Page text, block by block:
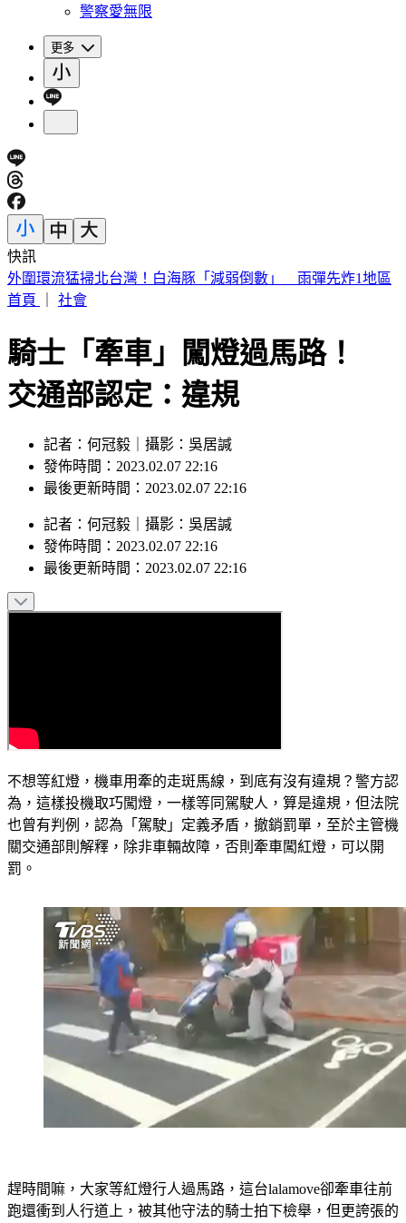
警察愛無限
更多
快訊
白海豚今影響最劇！豪雨猛灌 風雨「這時」才變小
首頁
社會
騎士「牽車」闖燈過馬路！
交通部認定：違規
記者：何冠毅｜攝影：吳居諴
發佈時間：2023.02.07 22:16
最後更新時間：2023.02.07 22:16
記者 ： 何冠毅 攝影 ： 吳居諴
發佈時間： 2023.02.07 22:16
最後更新時間： 2023.02.07 22:16
不想等紅燈，機車用牽的走斑馬線，到底有沒有違規？警方認
為，這樣投機取巧闖燈，一樣等同駕駛人，算是違規，但法院
也曾有判例，認為「駕駛」定義矛盾，撤銷罰單，至於主管機
關交通部則解釋，除非車輛故障，否則牽車闖紅燈，可以開
罰。
趕時間嘛，大家等紅燈行人過馬路，這台lalamove卻牽車往前
跑還衝到人行道上，被其他守法的騎士拍下檢舉，但更誇張的